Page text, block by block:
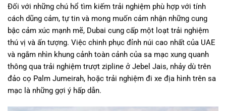
Đối với những chú hổ tìm kiếm trải nghiệm phù hợp với tính
cách dũng cảm, tự tin và mong muốn cảm nhận những cung
bậc cảm xúc mạnh mẽ, Dubai cung cấp một loạt trải nghiệm
thú vị và ấn tượng. Việc chinh phục đỉnh núi cao nhất của UAE
và ngắm nhìn khung cảnh toàn cảnh của sa mạc xung quanh
thông qua trải nghiệm trượt zipline ở Jebel Jais, nhảy dù trên
đảo cọ Palm Jumeirah, hoặc trải nghiệm đi xe địa hình trên sa
mạc là những gợi ý hấp dẫn.